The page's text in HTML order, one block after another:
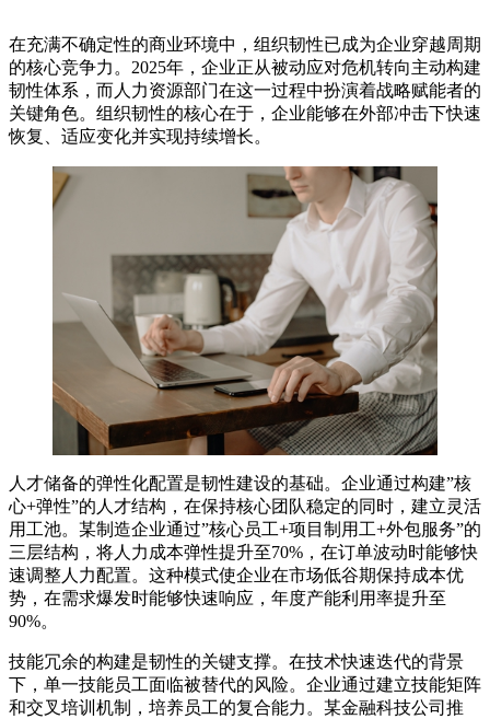
在充满不确定性的商业环境中，组织韧性已成为企业穿越周期
的核心竞争力。2025年，企业正从被动应对危机转向主动构建
韧性体系，而人力资源部门在这一过程中扮演着战略赋能者的
关键角色。组织韧性的核心在于，企业能够在外部冲击下快速
恢复、适应变化并实现持续增长。
人才储备的弹性化配置是韧性建设的基础。企业通过构建”核
心+弹性”的人才结构，在保持核心团队稳定的同时，建立灵活
用工池。某制造企业通过”核心员工+项目制用工+外包服务”的
三层结构，将人力成本弹性提升至70%，在订单波动时能够快
速调整人力配置。这种模式使企业在市场低谷期保持成本优
势，在需求爆发时能够快速响应，年度产能利用率提升至
90%。
技能冗余的构建是韧性的关键支撑。在技术快速迭代的背景
下，单一技能员工面临被替代的风险。企业通过建立技能矩阵
和交叉培训机制，培养员工的复合能力。某金融科技公司推